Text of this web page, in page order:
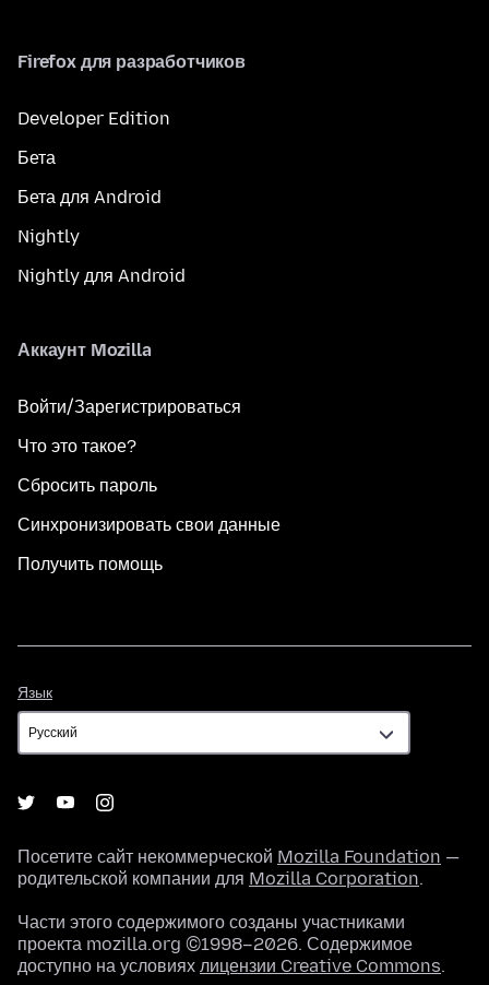
Firefox для разработчиков
Developer Edition
Бета
Бета для Android
Nightly
Nightly для Android
Аккаунт Mozilla
Войти/Зарегистрироваться
Что это такое?
Сбросить пароль
Синхронизировать свои данные
Получить помощь
Язык
Посетите сайт некоммерческой Mozilla Foundation —
родительской компании для Mozilla Corporation.
Части этого содержимого созданы участниками
проекта mozilla.org ©1998–2026. Содержимое
доступно на условиях лицензии Creative Commons.